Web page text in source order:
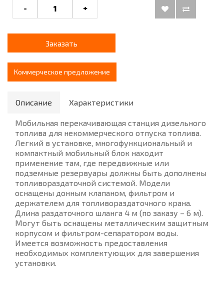
- +
Заказать
Коммерческое предложение
Описание Характеристики
Мобильная перекачивающая станция дизельного
топлива для некоммерческого отпуска топлива.
Легкий в установке, многофункциональный и
компактный мобильный блок находит
применение там, где передвижные или
подземные резервуары должны быть дополнены
топливораздаточной системой. Модели
оснащены донным клапаном, фильтром и
держателем для топливораздаточного крана.
Длина раздаточного шланга 4 м (по заказу – 6 м).
Могут быть оснащены металлическим защитным
корпусом и фильтром-сепаратором воды.
Имеется возможность предоставления
необходимых комплектующих для завершения
установки.